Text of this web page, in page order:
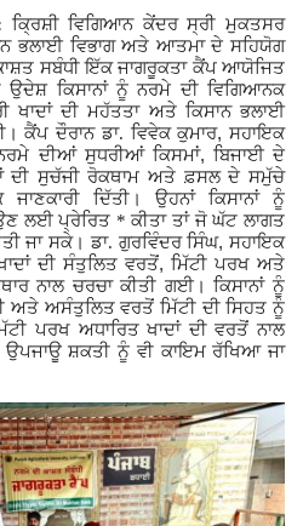
ਕ੍ਰਿਸ਼ੀ ਵਿਗਿਆਨ ਕੇਂਦਰ ਸ੍ਰੀ ਮੁਕਤਸਰ
ਭਲਾਈ ਵਿਭਾਗ ਅਤੇ ਆਤਮਾ ਦੇ ਸਹਿਯੋਗ
ਸਬੰਧੀ ਇੱਕ ਜਾਗਰੂਕਤਾ ਕੈਂਪ ਆਯੋਜਿਤ
ਕਿਸਾਨਾਂ ਨੂੰ ਨਰਮੇ ਦੀ ਵਿਗਿਆਨਕ
ਖਾਦਾਂ ਦੀ ਮਹੱਤਤਾ ਅਤੇ ਕਿਸਾਨ ਭਲਾਈ
ਕੈਂਪ ਦੌਰਾਨ ਡਾ. ਵਿਵੇਕ ਕੁਮਾਰ,ਸਹਾਇਕ
ਦੀਆਂ ਸੁਧਰੀਆਂ ਕਿਸਮਾਂ, ਬਿਜਾਈ ਦੇ
ਦੀ ਸੁਚੱਜੀ ਰੋਕਥਾਮ ਅਤੇ ਫ਼ਸਲ ਦੇ ਸਮੁੱਚੇ
ਦਿੱਤੀ। ਉਹਨਾਂ ਕਿਸਾਨਾਂ ਨੂੰ
ਲਈ ਪ੍ਰੇਰਿਤ * ਕੀਤਾ ਤਾਂ ਜੋ ਘੱਟ ਲਾਗਤ
ਜਾ ਸਕੇ। ਡਾ. ਗੁਰਵਿੰਦਰ ਸਿੰਘ,ਸਹਾਇਕ
ਦੀ ਸੰਤੁਲਿਤ ਵਰਤੋਂ, ਮਿੱਟੀ ਪਰਖ ਅਤੇ
ਨਾਲ ਚਰਚਾ ਕੀਤੀ ਗਈ। ਕਿਸਾਨਾਂ ਨੂੰ
ਅਤੇ ਅਸੰਤੁਲਿਤ ਵਰਤੋਂ ਮਿੱਟੀ ਦੀ ਸਿਹਤ ਨੂੰ
ਪਰਖ ਅਧਾਰਿਤ ਖਾਦਾਂ ਦੀ ਵਰਤੋਂ ਨਾਲ
ਉਪਜਾਊ ਸ਼ਕਤੀ ਨੂੰ ਵੀ ਕਾਇਮ ਰੱਖਿਆ ਜਾ